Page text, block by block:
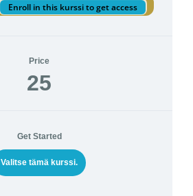
Enroll in this kurssi to get access
Price
25
Get Started
Valitse tämä kurssi.